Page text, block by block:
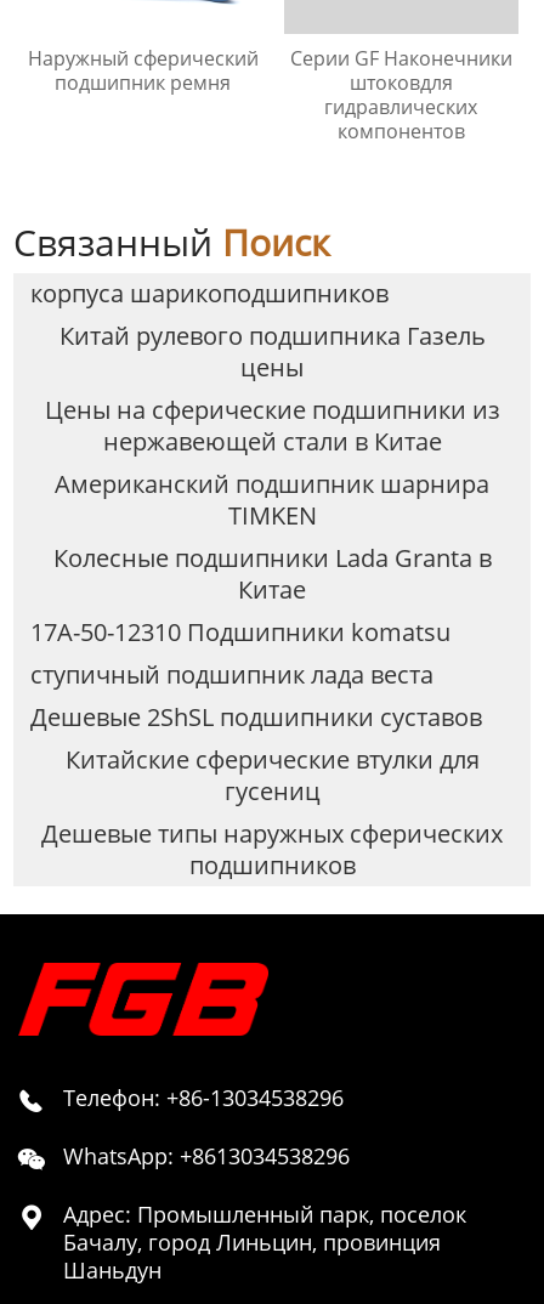
Наружный сферический
подшипник ремня
Серии GF Наконечники
штоковдля
гидравлических
компонентов
Связанный Поиск
корпуса шарикоподшипников
Китай рулевого подшипника Газель
цены
Цены на сферические подшипники из
нержавеющей стали в Китае
Американский подшипник шарнира
TIMKEN
Колесные подшипники Lada Granta в
Китае
17A-50-12310 Подшипники komatsu
ступичный подшипник лада веста
Дешевые 2ShSL подшипники суставов
Китайские сферические втулки для
гусениц
Дешевые типы наружных сферических
подшипников
 Телефон: +86-13034538296
 WhatsApp: +8613034538296

Адрес: Промышленный парк, поселок
Бачалу, город Линьцин, провинция
Шаньдун